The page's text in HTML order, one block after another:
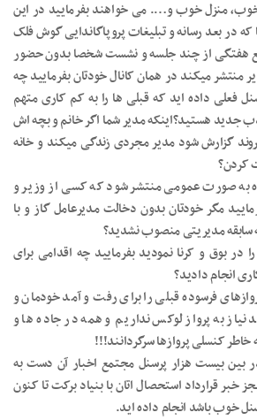
منزل خوب و…. می خواهند بفرمایید در این
در بعد رسانه و تبلیغات پروپاگاندایی گوش فلک
هفتگی از چند جلسه و نشست شخصا بدون حضور
میکند در همان کانال خودتان بفرمایید چه
فعلی داده اید که قبلی ها را به کم کاری متهم
جدید هستید؟اینکه مدیر شما اگر خانم و بچه اش
گزارش شود مدیر مجردی زندگی میکند و خانه
کردن؟
به صورت عمومی منتشر شود که کسی از وزیر و
مگر خودتان بدون دخالت مدیرعامل گاز و با
سابقه مدیریتی منصوب نشدید؟
در بوق و کرنا نمودید بفرمایید چه اقدامی برای
انجام دادید؟
فرسوده قبلی را برای رفت و آمد خودمان و
نیاز به پرواز لوکس نداریم و همه در جاده ها و
خاطر کنسلی پروازها سرگردانند!!!
بین بیست هزار پرسنل مجتمع اخبار آن دست به
قرارداد استحصال اتان با بنیاد برکت تا کنون
خوب باشد انجام داده اید.